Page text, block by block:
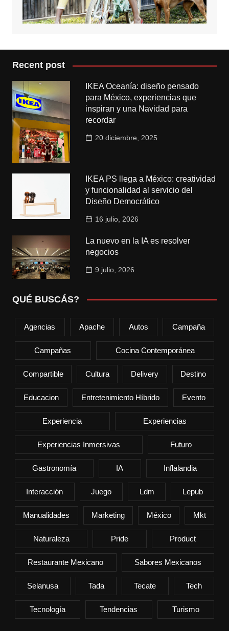
Recent post
IKEA Oceanía: diseño pensado
para México, experiencias que
inspiran y una Navidad para
recordar
20 diciembre, 2025
IKEA PS llega a México: creatividad
y funcionalidad al servicio del
Diseño Democrático
16 julio, 2026
La nuevo en la IA es resolver
negocios
9 julio, 2026
QUÉ BUSCÁS?
Agencias Apache Autos Campaña
Campañas Cocina Contemporánea
Compartible Cultura Delivery Destino
Educacion Entretenimiento Híbrido Evento
Experiencia Experiencias
Experiencias Inmersivas Futuro
Gastronomía IA Inflalandia
Interacción Juego Ldm Lepub
Manualidades Marketing México Mkt
Naturaleza Pride Product
Restaurante Mexicano Sabores Mexicanos
Selanusa Tada Tecate Tech
Tecnología Tendencias Turismo